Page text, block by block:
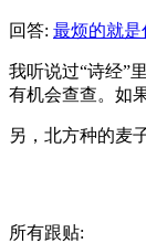
回答: 最烦的就是
我听说过“诗经”
有机会查查。如
另，北方种的麦
所有跟贴: